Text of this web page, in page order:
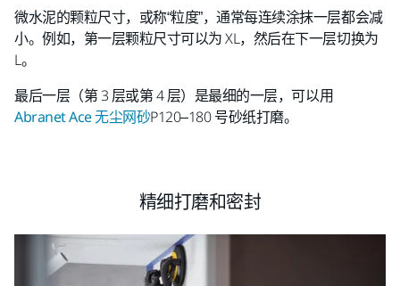
微水泥的颗粒尺寸，或称“粒度”，通常每连续涂抹一层都会减
小。例如，第一层颗粒尺寸可以为 XL，然后在下一层切换为
L。
最后一层（第 3 层或第 4 层）是最细的一层，可以用
Abranet Ace 无尘网砂P120–180 号砂纸打磨。
精细打磨和密封